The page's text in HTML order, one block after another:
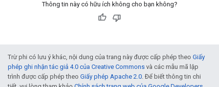
Thông tin này có hữu ích không cho bạn không?
Trừ phi có lưu ý khác, nội dung của trang này được cấp phép theo Giấy
phép ghi nhận tác giả 4.0 của Creative Commons và các mẫu mã lập
trình được cấp phép theo Giấy phép Apache 2.0. Để biết thông tin chi